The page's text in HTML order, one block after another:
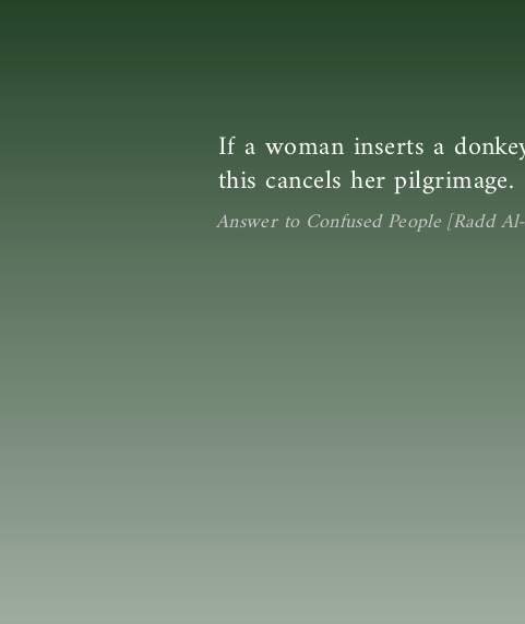
If a woman inserts a
this cancels her pilgrimage.
Answer to Confused People [Radd